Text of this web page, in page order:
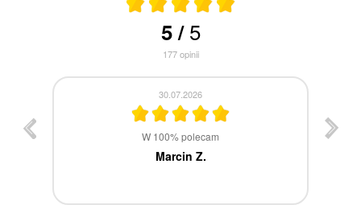
5/5
177opinii
30.07.2026
W 100% polecam
Marcin Z.